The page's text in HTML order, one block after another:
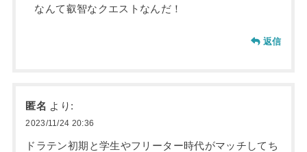
なんて叡智なクエストなんだ！
返信
匿名 より:
2023/11/24 20:36
ドラテン初期と学生やフリーター時代がマッチしてち